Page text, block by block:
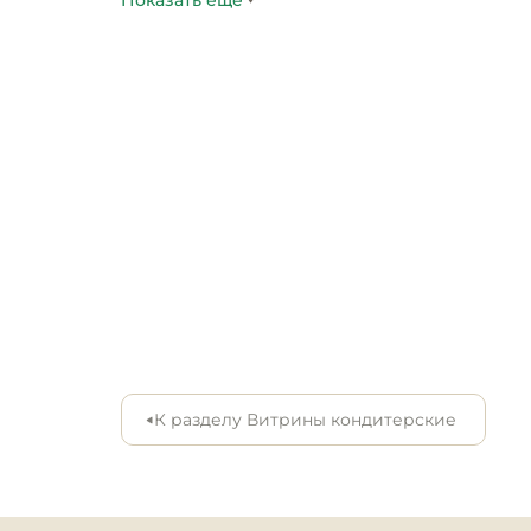
Упаковочное и
Весовое оборудование
К разделу Витрины кондитерские